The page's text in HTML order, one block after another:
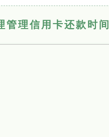
管理信用卡还款时间